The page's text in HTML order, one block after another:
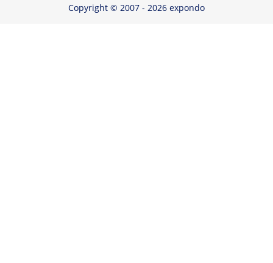
Copyright © 2007 - 2026 expondo